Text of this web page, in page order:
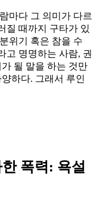
마다 그 의미가 다르
질 때까지 구타가 있
위기 혹은 참을 수
고 명명하는 사람, 권
될 말을 하는 것만
하다. 그래서 루인
폭력: 욕설